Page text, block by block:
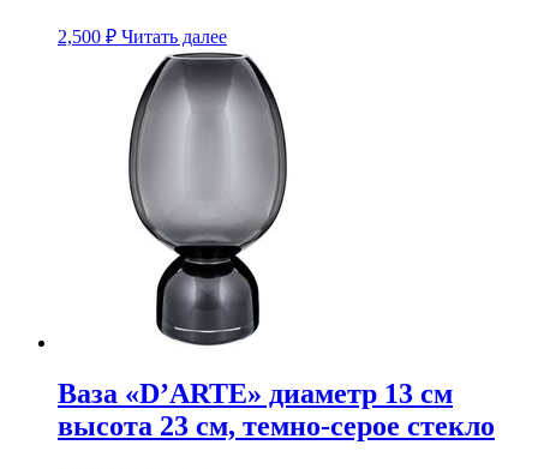
2,500 ₽ Читать далее
Ваза «D’ARTE» диаметр 13 см
высота 23 см, темно-серое стекло